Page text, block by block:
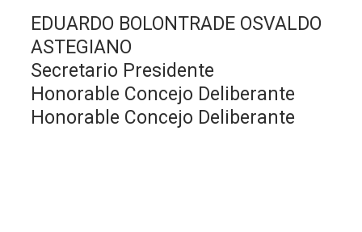
EDUARDO BOLONTRADE OSVALDO
ASTEGIANO
Secretario Presidente
Honorable Concejo Deliberante
Honorable Concejo Deliberante